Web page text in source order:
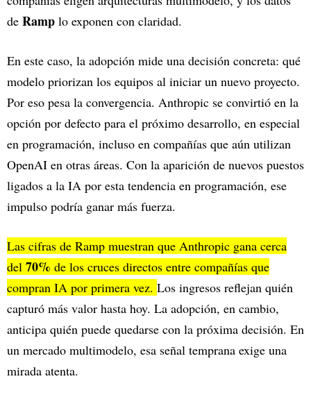
de Ramp lo exponen con claridad.
En este caso, la adopción mide una decisión concreta: qué
modelo priorizan los equipos al iniciar un nuevo proyecto.
Por eso pesa la convergencia. Anthropic se convirtió en la
opción por defecto para el próximo desarrollo, en especial
en programación, incluso en compañías que aún utilizan
OpenAI en otras áreas. Con la aparición de nuevos puestos
ligados a la IA por esta tendencia en programación, ese
impulso podría ganar más fuerza.
Las cifras de Ramp muestran que Anthropic gana cerca
del 70% de los cruces directos entre compañías que
compran IA por primera vez. Los ingresos reflejan quién
capturó más valor hasta hoy. La adopción, en cambio,
anticipa quién puede quedarse con la próxima decisión. En
un mercado multimodelo, esa señal temprana exige una
mirada atenta.